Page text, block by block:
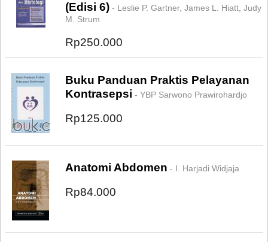
(Edisi 6) - Leslie P. Gartner, James L. Hiatt, Judy
M. Strum
Rp250.000
Buku Panduan Praktis Pelayanan
Kontrasepsi - YBP Sarwono Prawirohardjo
Rp125.000
Anatomi Abdomen - I. Harjadi Widjaja
Rp84.000